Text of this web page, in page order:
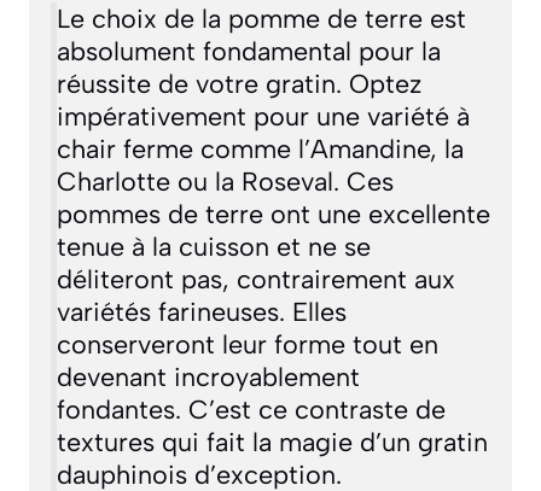
Le choix de la pomme de terre est
absolument fondamental pour la
réussite de votre gratin. Optez
impérativement pour une variété à
chair ferme comme l’Amandine, la
Charlotte ou la Roseval. Ces
pommes de terre ont une excellente
tenue à la cuisson et ne se
déliteront pas, contrairement aux
variétés farineuses. Elles
conserveront leur forme tout en
devenant incroyablement
fondantes. C’est ce contraste de
textures qui fait la magie d’un gratin
dauphinois d’exception.